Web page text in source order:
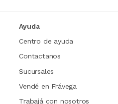
Ayuda
Centro de ayuda
Contactanos
Sucursales
Vendé en Frávega
Trabajá con nosotros